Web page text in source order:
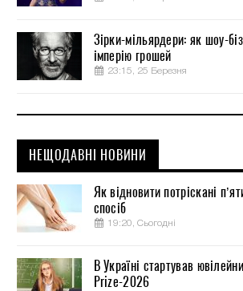
Зірки-мільярдери: як шоу-
імперію грошей
23:15, 25 Березня
НЕЩОДАВНІ НОВИНИ
Як відновити потріскані
спосіб
19:20, Сьогодні
В Україні стартував
Prize-2026